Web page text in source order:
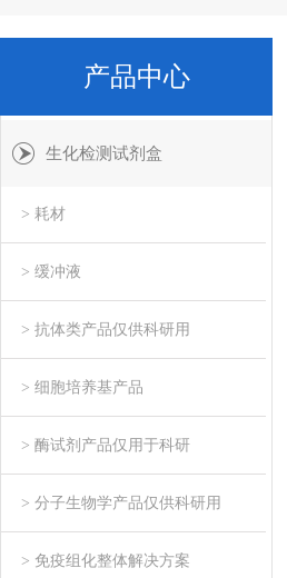
产品中心
生化检测试剂盒
> 耗材
> 缓冲液
> 抗体类产品仅供科研用
> 细胞培养基产品
> 酶试剂产品仅用于科研
> 分子生物学产品仅供科研用
> 免疫组化整体解决方案